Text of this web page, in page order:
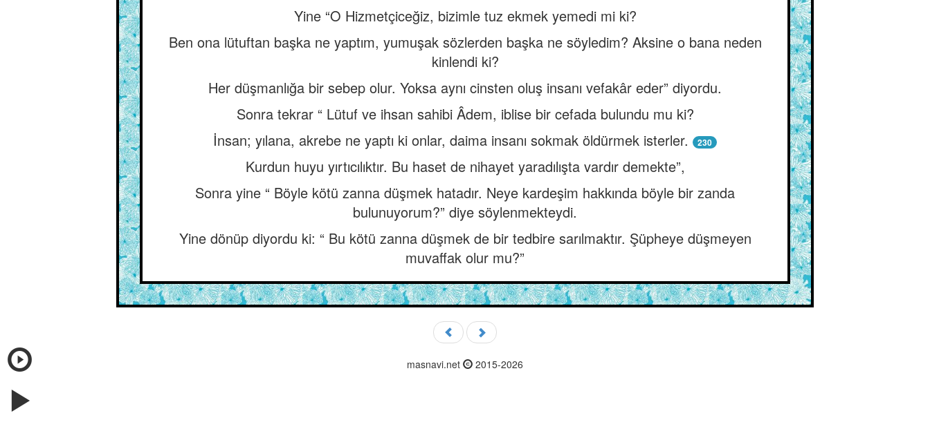
Yine “O Hizmetçiceğiz, bizimle tuz ekmek yemedi mi ki?
Ben ona lütuftan başka ne yaptım, yumuşak sözlerden başka ne söyledim? Aksine o bana neden
kinlendi ki?
Her düşmanlığa bir sebep olur. Yoksa aynı cinsten oluş insanı vefakâr eder” diyordu.
Sonra tekrar “ Lütuf ve ihsan sahibi Âdem, iblise bir cefada bulundu mu ki?
İnsan; yılana, akrebe ne yaptı ki onlar, daima insanı sokmak öldürmek isterler.
230
Kurdun huyu yırtıcılıktır. Bu haset de nihayet yaradılışta vardır demekte”,
Sonra yine “ Böyle kötü zanna düşmek hatadır. Neye kardeşim hakkında böyle bir zanda
bulunuyorum?” diye söylenmekteydi.
Yine dönüp diyordu ki: “ Bu kötü zanna düşmek de bir tedbire sarılmaktır. Şüpheye düşmeyen
muvaffak olur mu?”
masnavi.net 2015-2026